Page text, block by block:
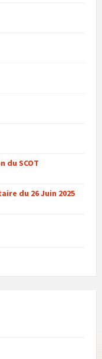
du SCOT
du 26 Juin 2025